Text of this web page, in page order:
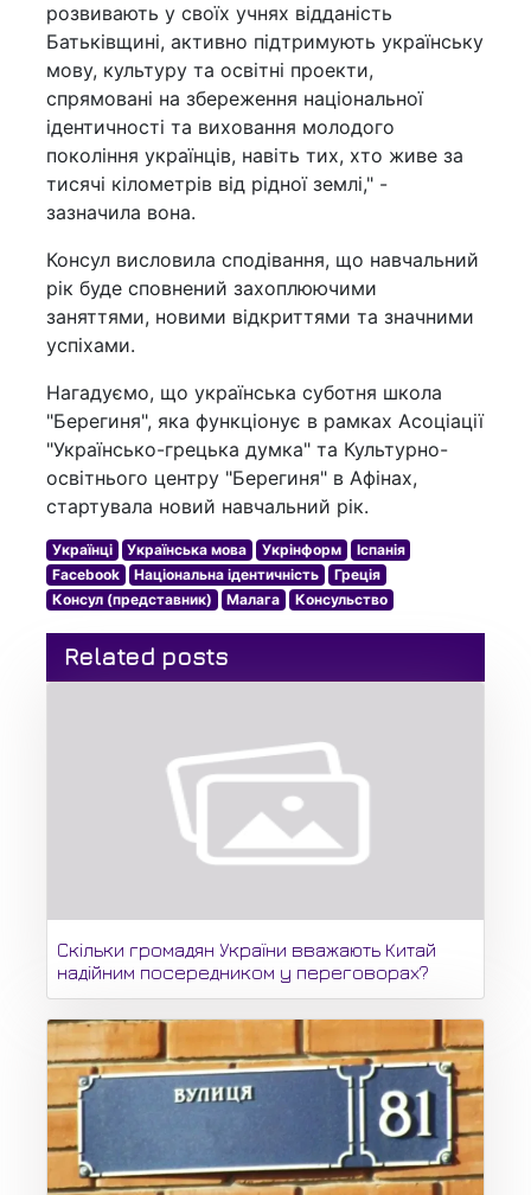
розвивають у своїх учнях відданість
Батьківщині, активно підтримують українську
мову, культуру та освітні проекти,
спрямовані на збереження національної
ідентичності та виховання молодого
покоління українців, навіть тих, хто живе за
тисячі кілометрів від рідної землі," -
зазначила вона.
Консул висловила сподівання, що навчальний
рік буде сповнений захоплюючими
заняттями, новими відкриттями та значними
успіхами.
Нагадуємо, що українська суботня школа
"Берегиня", яка функціонує в рамках Асоціації
"Українсько-грецька думка" та Культурно-
освітнього центру "Берегиня" в Афінах,
стартувала новий навчальний рік.
Українці Українська мова Укрінформ
Іспанія
Facebook
Національна ідентичність
Греція
Консул (представник)
Малага Консульство
Related posts
Скільки громадян України вважають Китай
надійним посередником у переговорах?